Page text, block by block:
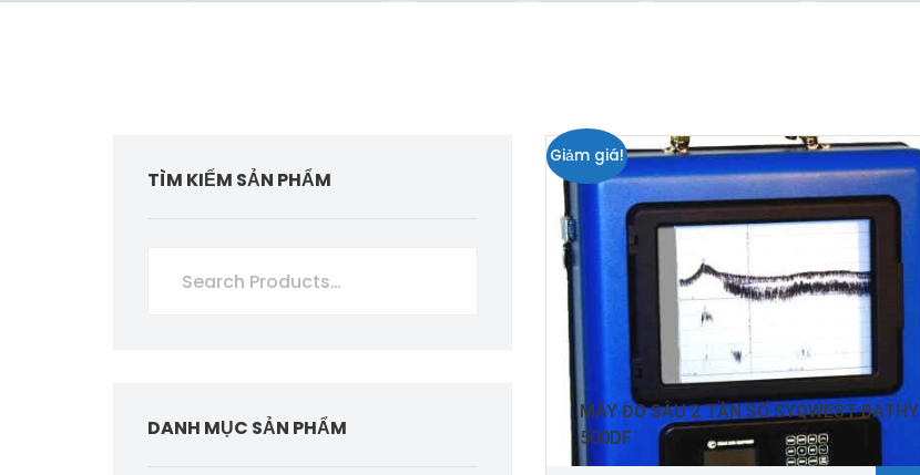
TÌM KIẾM SẢN PHẨM
DANH MỤC SẢN PHẨM
Giảm giá!
MÁY ĐO SÂU 2 TẦN SỐ SYQWEST BATHY
500DF